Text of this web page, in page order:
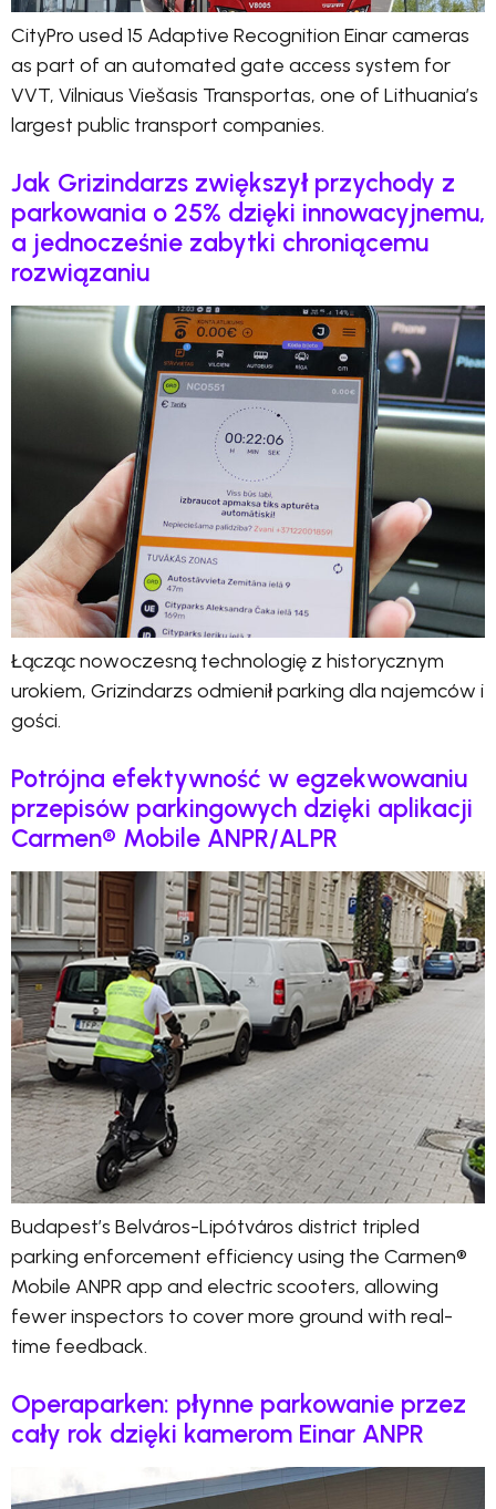
CityPro used 15 Adaptive Recognition Einar cameras
as part of an automated gate access system for
VVT, Vilniaus Viešasis Transportas, one of Lithuania’s
largest public transport companies.
Jak Grizindarzs zwiększył przychody z
parkowania o 25% dzięki innowacyjnemu,
a jednocześnie zabytki chroniącemu
rozwiązaniu
Łącząc nowoczesną technologię z historycznym
urokiem, Grizindarzs odmienił parking dla najemców i
gości.
Potrójna efektywność w egzekwowaniu
przepisów parkingowych dzięki aplikacji
Carmen® Mobile ANPR/ALPR
Budapest’s Belváros-Lipótváros district tripled
parking enforcement efficiency using the Carmen®
Mobile ANPR app and electric scooters, allowing
fewer inspectors to cover more ground with real-
time feedback.
Operaparken: płynne parkowanie przez
cały rok dzięki kamerom Einar ANPR